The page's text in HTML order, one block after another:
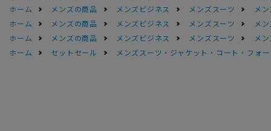
ホーム
メンズの商品 メンズビジネス メンズスーツ
メ
ホーム
メンズの商品 メンズビジネス メンズスーツ
メ
ホーム
メンズの商品 メンズビジネス メンズスーツ
メ
ホーム
セットセール メンズスーツ・ジャケット・コート・フォ